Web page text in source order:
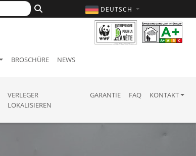
DEUTSCH
BROSCHÜRE NEWS
VERLEGER
LOKALISIEREN
GARANTIE FAQ KONTAKT